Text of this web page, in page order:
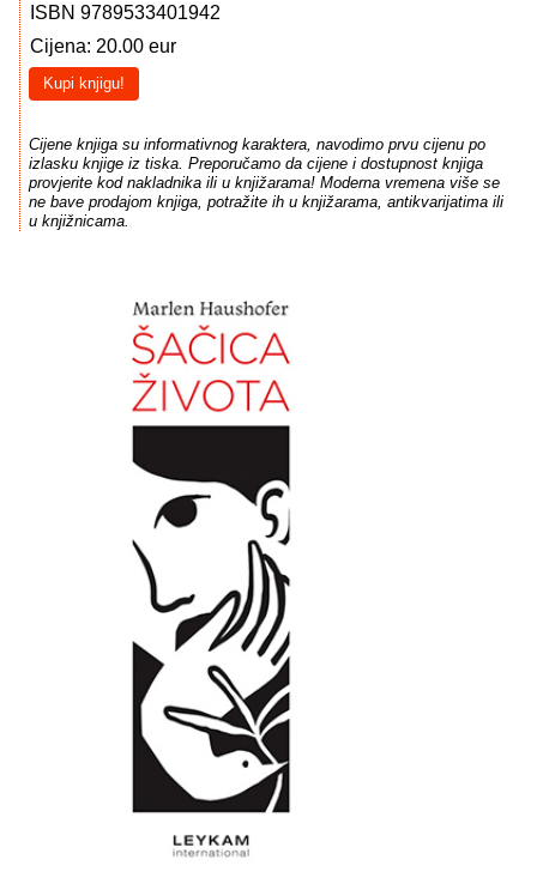
ISBN 9789533401942
Cijena: 20.00 eur
Kupi knjigu!
Cijene knjiga su informativnog karaktera, navodimo prvu cijenu po
izlasku knjige iz tiska. Preporučamo da cijene i dostupnost knjiga
provjerite kod nakladnika ili u knjižarama! Moderna vremena više se
ne bave prodajom knjiga, potražite ih u knjižarama, antikvarijatima ili
u knjižnicama.